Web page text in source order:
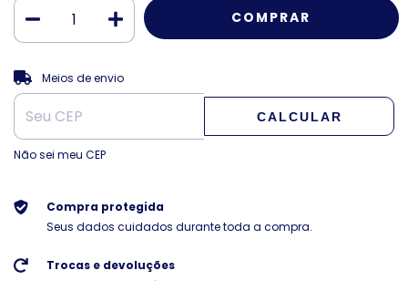
Entregas para o CEP:
Meios de envio
CALCULAR
Não sei meu CEP
Compra protegida
Seus dados cuidados durante toda a compra.
Trocas e devoluções